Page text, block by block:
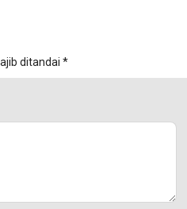
ditandai *